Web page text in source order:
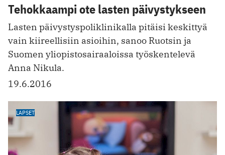
Tehokkaampi ote lasten päivystykseen
Lasten päivystyspoliklinikalla pitäisi keskittyä
vain kiireellisiin asioihin, sanoo Ruotsin ja
Suomen yliopistosairaaloissa työskentelevä
Anna Nikula.
19.6.2016
LAPSET